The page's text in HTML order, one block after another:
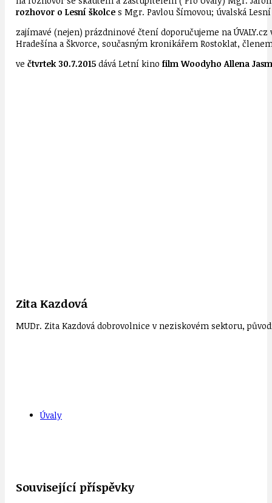
rozhovor o Lesní školce s Mgr. Pavlou Šímovou; úvalská
zajímavé (nejen) prázdninové čtení doporučujeme na ÚVALY.cz
Hradešína a Škvorce, současným kronikářem Rostoklat,
ve čtvrtek 30.7.2015 dává Letní kino film Woodyho Allena
Zita Kazdová
MUDr. Zita Kazdová dobrovolnice v neziskovém sektoru,
Úvaly
Související příspěvky